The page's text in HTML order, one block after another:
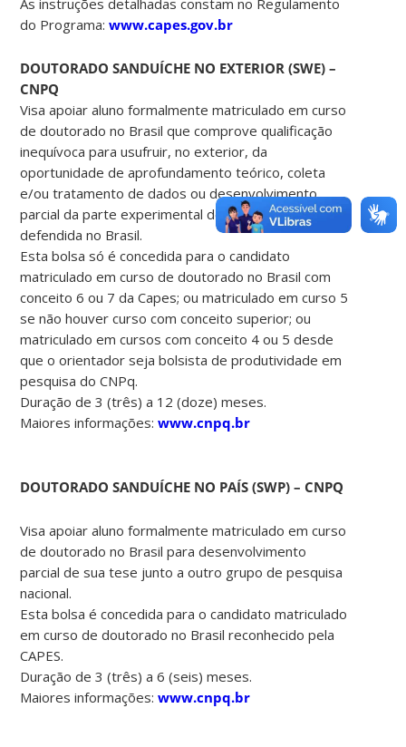
do Programa:www.capes.gov.br
DOUTORADO SANDUÍCHE NO EXTERIOR (SWE) –
CNPQ
Visa apoiar aluno formalmente matriculado em curso
de doutorado no Brasil que comprove qualificação
inequívoca para usufruir, no exterior, da
oportunidade de aprofundamento teórico, coleta
e/ou tratamento de dados ou desenvolvimento
parcial da parte experimental de sua tese a ser
defendida no Brasil.
Esta bolsa só é concedida para o candidato
matriculado em curso de doutorado no Brasil com
conceito 6 ou 7 da Capes; ou matriculado em curso 5
se não houver curso com conceito superior; ou
matriculado em cursos com conceito 4 ou 5 desde
que o orientador seja bolsista de produtividade em
pesquisa do CNPq.
Duração de 3 (três) a 12 (doze) meses.
Maiores informações:www.cnpq.br
DOUTORADO SANDUÍCHE NO PAÍS (SWP) – CNPQ
Visa apoiar aluno formalmente matriculado em curso
de doutorado no Brasil para desenvolvimento
parcial de sua tese junto a outro grupo de pesquisa
nacional.
Esta bolsa é concedida para o candidato matriculado
em curso de doutorado no Brasil reconhecido pela
CAPES.
Duração de 3 (três) a 6 (seis) meses.
Maiores informações:www.cnpq.br